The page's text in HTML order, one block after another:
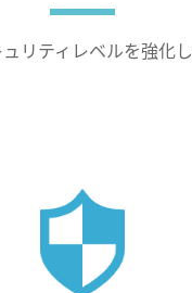
リティ レベルを強化し